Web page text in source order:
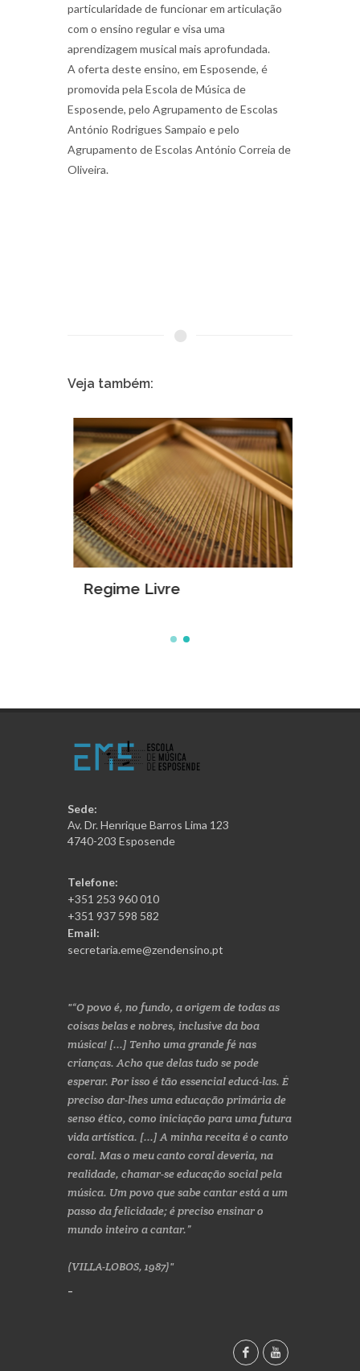
particularidade de funcionar em articulação
com o ensino regular e visa uma
aprendizagem musical mais aprofundada.
A oferta deste ensino, em Esposende, é
promovida pela Escola de Música de
Esposende, pelo Agrupamento de Escolas
António Rodrigues Sampaio e pelo
Agrupamento de Escolas António Correia de
Oliveira.
Veja também:
Regime Livre
Sede:
Av. Dr. Henrique Barros Lima 123
4740-203 Esposende
Telefone:
+351 253 960 010
+351 937 598 582
Email:
secretaria.eme@zendensino.pt
“O povo é, no fundo, a origem de todas as
coisas belas e nobres, inclusive da boa
música! [...] Tenho uma grande fé nas
crianças. Acho que delas tudo se pode
esperar. Por isso é tão essencial educá-las. É
preciso dar-lhes uma educação primária de
senso ético, como iniciação para uma futura
vida artística. [...] A minha receita é o canto
coral. Mas o meu canto coral deveria, na
realidade, chamar-se educação social pela
música. Um povo que sabe cantar está a um
passo da felicidade; é preciso ensinar o
mundo inteiro a cantar.”
(VILLA-LOBOS, 1987)